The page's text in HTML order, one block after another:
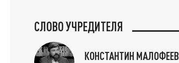
СЛОВО УЧРЕДИТЕЛЯ
КОНСТАНТИН МАЛОФЕЕВ